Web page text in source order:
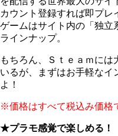
カウント登録すれば即プ
ゲームはサイト内の「独立
ラインナップ。
もちろん、Ｓｔｅａｍに
いるが、まずはお手軽なイ
よ！
※価格はすべて税込み価格
★プラモ感覚で楽しめる